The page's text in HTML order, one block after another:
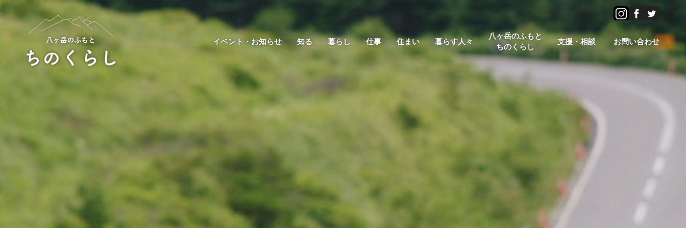
Skip
content
イベント・お知らせ 知る 暮らし 仕事 住まい 暮らす人々
八ヶ岳のふもと
ちのくらし
支援・相談 お問い合わせ